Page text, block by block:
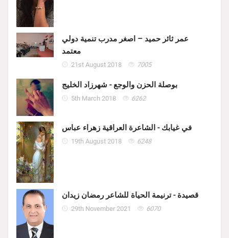
عمر ثائر حميد – اصغر مدرب تنمية دولي
معتمد
21st August 2018 7005
بوصلة الحزن والوجع - شهرزاد الخليج
5th March 2018 6262
في غيابك - الشاعرة العراقية زهراء عباس
19th August 2018 6248
قصيدة - ترنيمة الحياة للشاعر رمضان زيدان
29th November 2021 6070